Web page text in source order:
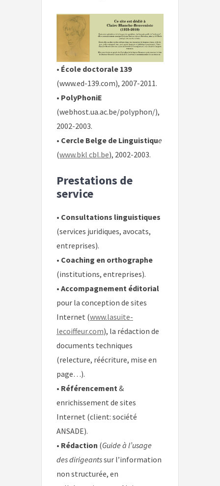
• École doctorale 139
(www.ed-139.com), 2007-2011.
• PolyPhoniE
(webhost.ua.ac.be/polyphon/),
2002-2003.
• Cercle Belge de Linguistique
(www.bkl cbl.be), 2002-2003.
Prestations de
service
• Consultations linguistiques
(services juridiques, avocats,
entreprises).
• Coaching en orthographe
(institutions, entreprises).
• Accompagnement éditorial
pour la conception de sites
Internet (www.lasuite-
lecoiffeur.com), la rédaction de
documents techniques
(relecture, réécriture, mise en
page…).
• Référencement &
enrichissement de sites
Internet (client: société
ANSADE).
• Rédaction (Guide à l’usage
des dirigeantssur l’information
non structurée, en